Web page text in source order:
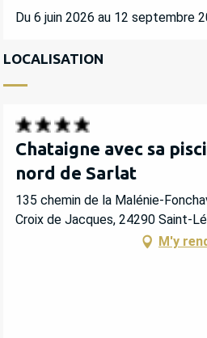
Du 6 juin 2026 au 12 septembre
LOCALISATION
Chataigne avec sa
nord de Sarlat
135 chemin de la Malénie-
Croix de Jacques, 24290 Saint-
M'y